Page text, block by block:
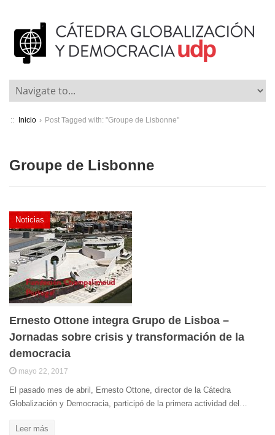
:: Inicio › Post Tagged with: "Groupe de Lisbonne"
Groupe de Lisbonne
Noticias
Ernesto Ottone integra Grupo de Lisboa –
Jornadas sobre crisis y transformación de la
democracia
mayo 22, 2017
El pasado mes de abril, Ernesto Ottone, director de la Cátedra
Globalización y Democracia, participó de la primera actividad del…
Leer más